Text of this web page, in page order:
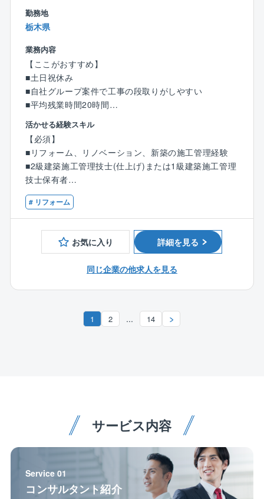
安心して就業することができます。
中途入社の方が8割を占め、入社時期に関係なく、活躍
できる風土が整っています。
勤務地
栃木県
業務内容
【ここがおすすめ】
■土日祝休み
■自社グループ案件で工事の段取りがしやすい
■平均残業時間20時間
■フレックスタイム制のため、自身の予定や業務量に合
わせ働くことができます。
【業務内容】
賃貸アパート等の改修・改築のリフォーム工事におけ
る施工管理業務を担当していただきます。
同社のリフォームは主に外壁工事を中心としておりま
す。
【具体的には】
■顧客、管理会社、入居者との打ち合わせ
■現地調査、設計・営業部署との連携及び見積もり取得
書、報告書作成等の施工管理業務全般
■その他付随する業務
●地域限定職 (転居はなし)
活かせる経験スキル
【必須】
■リフォーム、リノベーション、新築の施工管理経験
■2級建築施工管理技士(仕上げ)または1級建築施工管理
技士保有者
■普通自動車運転免許 (マイカー通勤となります)
【歓迎】
■電気工事施工管理技士 保有者
■管工事施工管理技技士 保有者
# リフォーム
お気に入り 詳細を見る
同じ企業の他求人を見る
1 2 ... 14
サービス内容
Service 01
コンサルタント紹介